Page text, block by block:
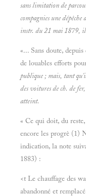
sans limitation de
compagnies une
instr. du 21 mai 1879, il
«... Sans doute,
de louables efforts
publique ; mais, tant
des voitures de ch. de
atteint.
« Ce qui doit, du
encore les progrè (1)
indication, la note
1883) :
<t Le chauffage des
abandonné et